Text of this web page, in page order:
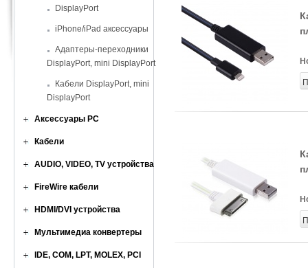
DisplayPort
iPhone/iPad аксессуары
Адаптеры-переходники
DisplayPort, mini DisplayPort
Кабели DisplayPort, mini
DisplayPort
Аксессуары PC
Кабели
AUDIO, VIDEO, TV устройства
FireWire кабели
HDMI/DVI устройства
Мультимедиа конвертеры
IDE, COM, LPT, MOLEX, PCI